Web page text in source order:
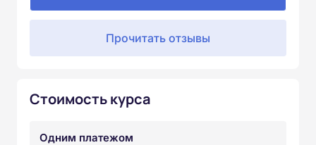
Прочитать отзывы
Стоимость курса
Одним платежом